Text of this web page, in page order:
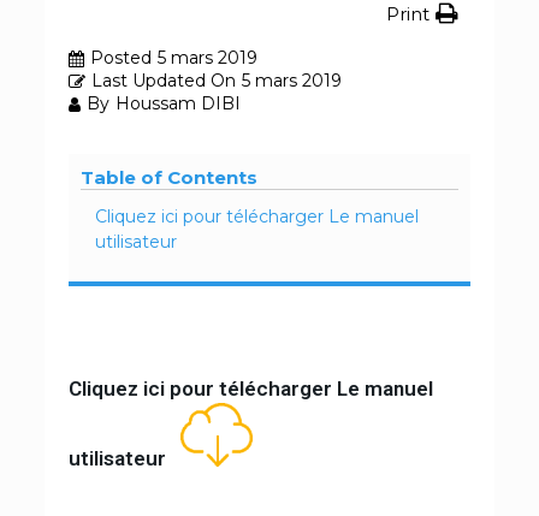
Print
Posted 5 mars 2019
Last Updated On 5 mars 2019
By Houssam DIBI
Table of Contents
Cliquez ici pour télécharger Le manuel
utilisateur
Cliquez ici pour télécharger Le manuel
utilisateur